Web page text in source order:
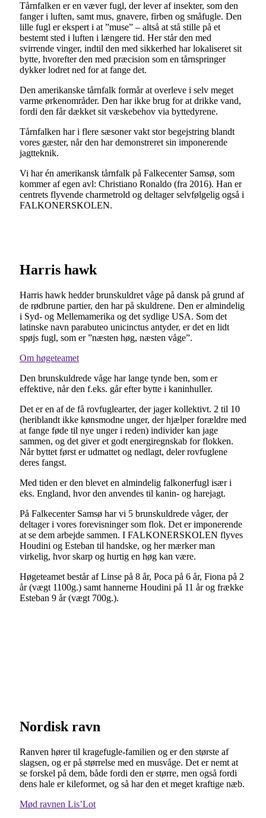
Tårnfalken er en væver fugl, der lever af insekter, som den
fanger i luften, samt mus, gnavere, firben og småfugle. Den
lille fugl er ekspert i at ”muse” – altså at stå stille på et
bestemt sted i luften i længere tid. Her står den med
svirrende vinger, indtil den med sikkerhed har lokaliseret sit
bytte, hvorefter den med præcision som en tårnspringer
dykker lodret ned for at fange det.
Den amerikanske tårnfalk formår at overleve i selv meget
varme ørkenområder. Den har ikke brug for at drikke vand,
fordi den får dækket sit væskebehov via byttedyrene.
Tårnfalken har i flere sæsoner vakt stor begejstring blandt
vores gæster, når den har demonstreret sin imponerende
jagtteknik.
Vi har én amerikansk tårnfalk på Falkecenter Samsø, som
kommer af egen avl: Christiano Ronaldo (fra 2016). Han er
centrets flyvende charmetrold og deltager selvfølgelig også i
FALKONERSKOLEN.
Harris hawk
Harris hawk hedder brunskuldret våge på dansk på grund af
de rødbrune partier, den har på skuldrene. Den er almindelig
i Syd- og Mellemamerika og det sydlige USA. Som det
latinske navn parabuteo unicinctus antyder, er det en lidt
spøjs fugl, som er ”næsten høg, næsten våge”.
Om høgeteamet
Den brunskuldrede våge har lange tynde ben, som er
effektive, når den f.eks. går efter bytte i kaninhuller.
Det er en af de få rovfuglearter, der jager kollektivt. 2 til 10
(heriblandt ikke kønsmodne unger, der hjælper forældre med
at fange føde til nye unger i reden) individer kan jage
sammen, og det giver et godt energiregnskab for flokken.
Når byttet først er udmattet og nedlagt, deler rovfuglene
deres fangst.
Med tiden er den blevet en almindelig falkonerfugl især i
eks. England, hvor den anvendes til kanin- og harejagt.
På Falkecenter Samsø har vi 5 brunskuldrede våger, der
deltager i vores forevisninger som flok. Det er imponerende
at se dem arbejde sammen. I FALKONERSKOLEN flyves
Houdini og Esteban til handske, og her mærker man
virkelig, hvor skarp og hurtig en høg kan være.
Høgeteamet består af Linse på 8 år, Poca på 6 år, Fiona på 2
år (vægt 1100g.) samt hannerne Houdini på 11 år og frække
Esteban 9 år (vægt 700g.).
Nordisk ravn
Ranven hører til kragefugle-familien og er den største af
slagsen, og er på størrelse med en musvåge. Det er nemt at
se forskel på dem, både fordi den er større, men også fordi
dens hale er kileformet, og så har den et meget kraftige næb.
Mød ravnen Lis’Lot